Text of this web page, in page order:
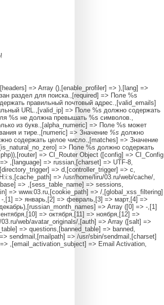
=> Array (),[enable_profiler] => ),[lang] =>
раздел для поиска.,[required] => Поле %s
правильный почтовый адрес.,[valid_emails]
URL.,[valid_ip] => Поле %s должно содержать
%s не должна превышать %s символов.,
из букв.,[alpha_numeric] => Поле %s может
и тире.,[numeric] => Значение %s должно
содержать целое число.,[matches] => Значение
=> Поле %s должно содержать
=> CI_Router Object ([config] => CI_Config
,[language] => russian,[charset] => UTF-8,
=> d,[controller_trigger] => c,
=> /usr/home/liru/03.ru/web/cache/,
=> ,[sess_table_name] => sessions,
=> www.03.ru,[cookie_path] => /,[global_xss_filtering]
,[1] => январь,[2] => февраль,[3] => март,[4] =>
=> Array ([0] => -,[1]
=> октября,[11] => ноября,[12] =>
web/avatar_originals/,[auth] => Array ([salt] =>
=> questions,[banned_table] => banned,
sendmail,[mailpath] => /usr/sbin/sendmail,[charset]
,[email_activation_subject] => Email Activation,